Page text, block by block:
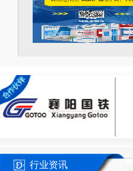
行业资讯